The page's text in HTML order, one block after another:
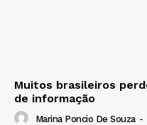
Muitos brasileiros
de informação
Marina Poncio De Souza -